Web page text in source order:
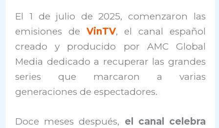
El 1 de julio de 2025, comenzaron las
emisiones deVinTV, el canal español
creado y producido por AMC Global
Media dedicado a recuperar las grandes
series que marcaron a varias
generaciones de espectadores.
Doce meses después, el canal celebra